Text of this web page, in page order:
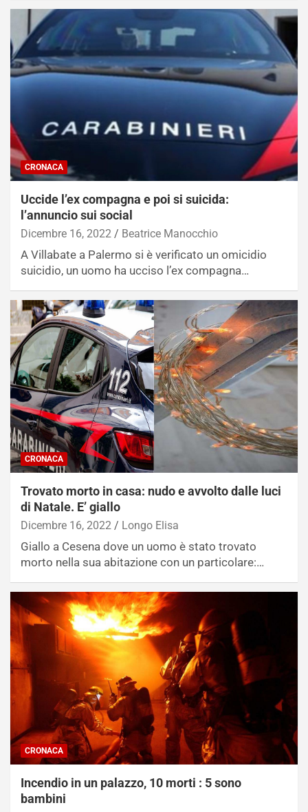
CRONACA
Uccide l’ex compagna e poi si suicida:
l’annuncio sui social
Dicembre 16, 2022 Beatrice Manocchio
A Villabate a Palermo si è verificato un omicidio
suicidio, un uomo ha ucciso l’ex compagna…
CRONACA
Trovato morto in casa: nudo e avvolto dalle luci
di Natale. E’ giallo
Dicembre 16, 2022 Longo Elisa
Giallo a Cesena dove un uomo è stato trovato
morto nella sua abitazione con un particolare:…
CRONACA
Incendio in un palazzo, 10 morti : 5 sono
bambini